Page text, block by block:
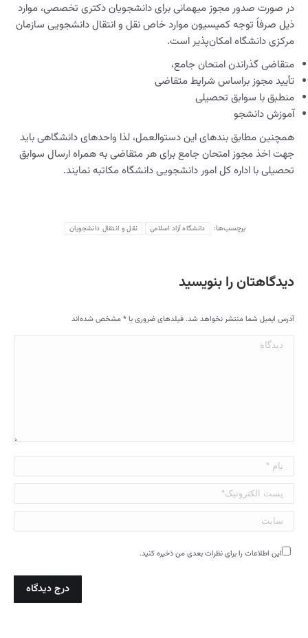
در صورت صدور مجوز میهمانی برای دانشجویان دکتری تخصصی، موارد
ذیل صرفاً توجه کمیسیون موارد خاص نقل و انتقال دانشجویی سازمان
مرکزی دانشگاه امکان‌پذیر است.
متقاضی گذراندن امتحان جامع،
تأیید مجوز براساس شرایط متقاضی
منطبق با سوابق تحصیلی
آموزش دانشجو
همچنین مطابق بندهای این دستوالعمل، لذا واحدهای دانشگاهی باید
جهت اخذ مجوز امتحان جامع برای هر متقاضی به همراه ارسال سوابق
تحصیلی با اداره کل امور دانشجویی دانشگاه مکاتبه نمایند.
برچسب‌ها: دانشگاه آزاد اسلامی نقل و انتقال دانشجویان
دیدگاهتان را بنویسید
آدرس ایمیل شما منتشر نخواهد شد. فیلدهای ضروری با*مشخص شده‌اند
دیدگاه
نام *
پست الکترونیک*
سایت
این اطلاعات را برای نظرات بعدی من ذخیره کنید.
درج دیدگاه